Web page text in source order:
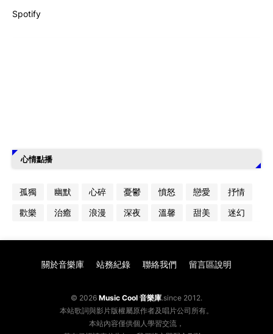
Spotify
心情點播
孤獨 幽默 心碎 憂鬱 憤怒 戀愛
抒情
歡樂
治癒 浪漫 深夜 溫馨 甜美 迷幻
© 2026 Music Cool 音樂庫.since 2012.
本站歌詞與影片版權屬原作者及唱片公司所有。
本站內容僅供個人學習交流，
關於音樂庫 站務紀錄 聯絡我們 留言區說明